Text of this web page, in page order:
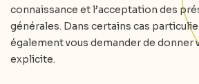
connaissance et l’acceptation des
générales. Dans certains cas
également vous demander de donner
explicite.